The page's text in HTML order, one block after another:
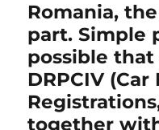
Romania,
part. Simple
possible
DRPCIV
together